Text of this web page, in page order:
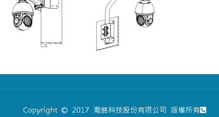
Copyright © 2017 瀚銘科技股份有限公司 版權所有